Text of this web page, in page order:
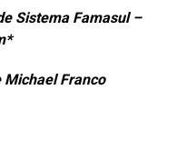
Sistema Famasul –
Franco